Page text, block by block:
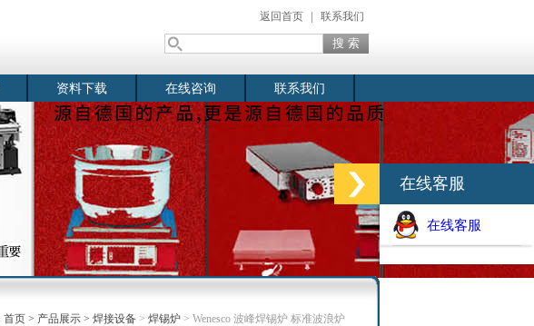
返回首页 联系我们
资料下载 在线咨询 联系我们
首页 > 产品展示 > 焊接设备 > 焊锡炉 > Wenesco 波峰焊锡炉 标准波浪炉
在线客服
在线客服